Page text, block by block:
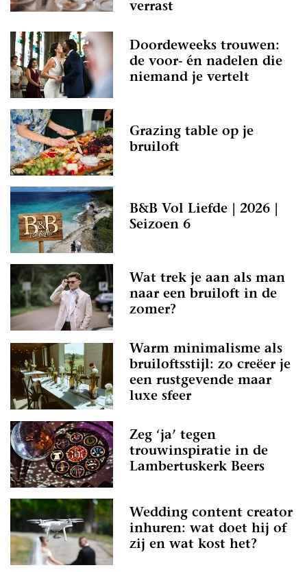
verrast
Doordeweeks trouwen:
de voor- én nadelen die
niemand je vertelt
Grazing table op je
bruiloft
B&B Vol Liefde | 2026 |
Seizoen 6
Wat trek je aan als man
naar een bruiloft in de
zomer?
Warm minimalisme als
bruiloftsstijl: zo creëer je
een rustgevende maar
luxe sfeer
Zeg ‘ja’ tegen
trouwinspiratie in de
Lambertuskerk Beers
Wedding content creator
inhuren: wat doet hij of
zij en wat kost het?